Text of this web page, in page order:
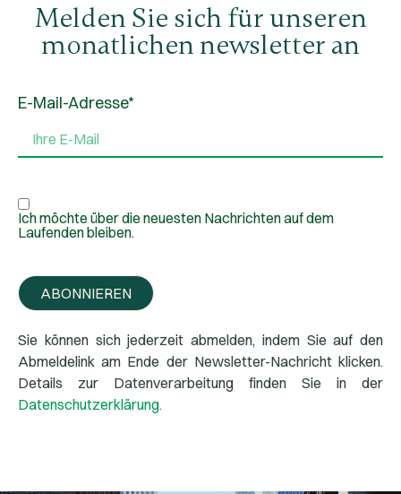
Melden Sie sich für unseren
monatlichen newsletter an
E-Mail-Adresse*
Ich möchte über die neuesten Nachrichten auf dem
Laufenden bleiben.
ABONNIEREN
Sie können sich jederzeit abmelden, indem Sie auf den
Abmeldelink am Ende der Newsletter-Nachricht klicken.
Details zur Datenverarbeitung finden Sie in der
Datenschutzerklärung.